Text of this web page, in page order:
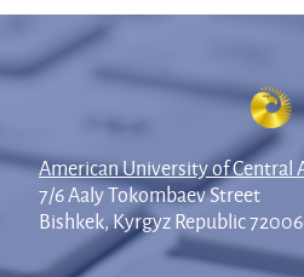
American University of Central
7/6 Aaly Tokombaev Street
Bishkek, Kyrgyz Republic